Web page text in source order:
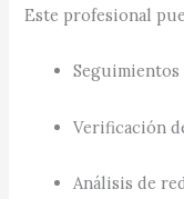
Este profesional
Verificación
Análisis de